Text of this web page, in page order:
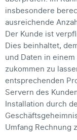
insbesondere
ausreichende
Der Kunde ist
Dies beinhaltet,
und Daten in
zukommen zu
entsprechenden
Servern des
Installation durch
Umfang Rechnung